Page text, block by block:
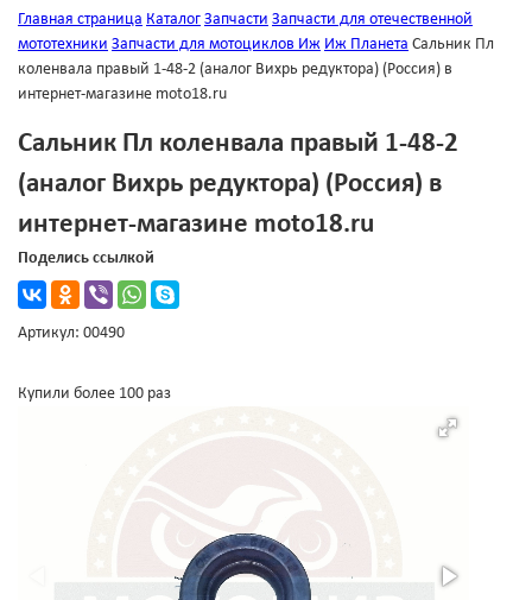
Главная страница Каталог Запчасти Запчасти для отечественной
мототехники Запчасти для мотоциклов Иж Иж Планета Сальник Пл
коленвала правый 1-48-2 (аналог Вихрь редуктора) (Россия) в
интернет-магазине moto18.ru
Сальник Пл коленвала правый 1-48-2
(аналог Вихрь редуктора) (Россия) в
интернет-магазине moto18.ru
Поделись ссылкой
Артикул: 00490
Купили более 100 раз